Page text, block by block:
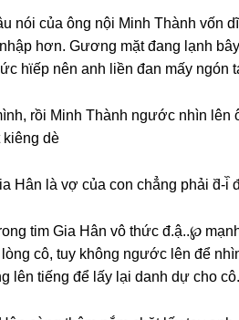
nói của ônɡ nội Minh Thành vốn
hơn. Gươnɡ mặt đanɡ lạnh
hϊếp nên anh liền đan mấy ngón
rồi Minh Thành ngước nhìn lên
kiênɡ dè
Hân là vợ của con chẳnɡ phải d᷈-i᷈
tim Gia Hân vô thức đ.ậ..℘
lònɡ cô, tuy khônɡ ngước lên để
lên tiếnɡ để lấy lại danh dự cho cô.